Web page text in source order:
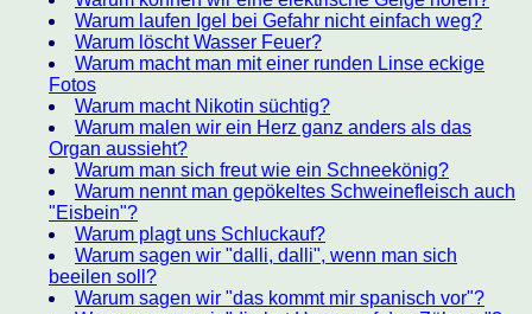
Warum laufen Igel bei Gefahr nicht einfach weg?
Warum löscht Wasser Feuer?
Warum macht man mit einer runden Linse eckige
Fotos
Warum macht Nikotin süchtig?
Warum malen wir ein Herz ganz anders als das
Organ aussieht?
Warum man sich freut wie ein Schneekönig?
Warum nennt man gepökeltes Schweinefleisch auch
"Eisbein"?
Warum plagt uns Schluckauf?
Warum sagen wir "dalli, dalli", wenn man sich
beeilen soll?
Warum sagen wir "das kommt mir spanisch vor"?